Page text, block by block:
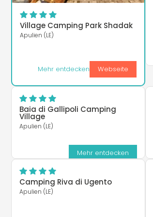
Village Camping Park Shadak
Apulien (LE)
Mehr entdecken Webseite
Baia di Gallipoli Camping
Village
Apulien (LE)
Mehr entdecken
Camping Riva di Ugento
Apulien (LE)